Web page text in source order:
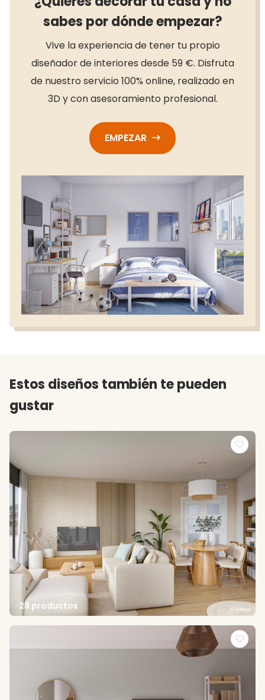
sabes por dónde empezar?
Vive la experiencia de tener tu propio
diseñador de interiores desde 59 €. Disfruta
de nuestro servicio 100% online, realizado en
3D y con asesoramiento profesional.
EMPEZAR
Estos diseños también te pueden
gustar
28 productos